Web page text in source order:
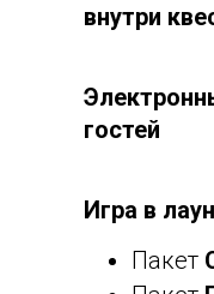
внутри
гостей
Игра в
Пакет